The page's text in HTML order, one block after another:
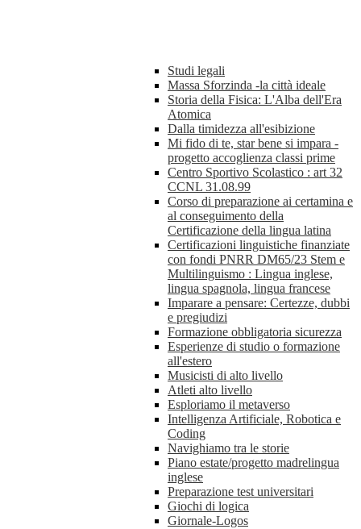
Studi legali
Massa Sforzinda -la città ideale
Storia della Fisica: L'Alba dell'Era
Atomica
Dalla timidezza all'esibizione
Mi fido di te, star bene si impara -
progetto accoglienza classi prime
Centro Sportivo Scolastico : art 32
CCNL 31.08.99
Corso di preparazione ai certamina e
al conseguimento della
Certificazione della lingua latina
Certificazioni linguistiche finanziate
con fondi PNRR DM65/23 Stem e
Multilinguismo : Lingua inglese,
lingua spagnola, lingua francese
Imparare a pensare: Certezze, dubbi
e pregiudizi
Formazione obbligatoria sicurezza
Esperienze di studio o formazione
all'estero
Musicisti di alto livello
Atleti alto livello
Esploriamo il metaverso
Intelligenza Artificiale, Robotica e
Coding
Navighiamo tra le storie
Piano estate/progetto madrelingua
inglese
Preparazione test universitari
Giochi di logica
Giornale-Logos